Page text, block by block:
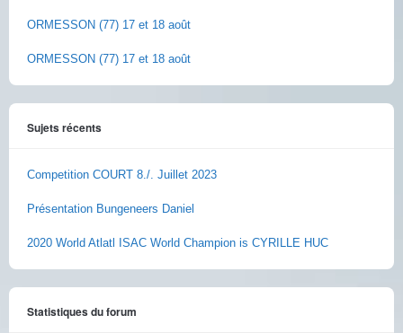
ORMESSON (77) 17 et 18 août
ORMESSON (77) 17 et 18 août
Sujets récents
Competition COURT 8./. Juillet 2023
Présentation Bungeneers Daniel
2020 World Atlatl ISAC World Champion is CYRILLE HUC
Statistiques du forum